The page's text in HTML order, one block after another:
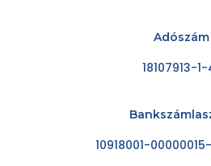
Adószám
18107913-1-
10918001-